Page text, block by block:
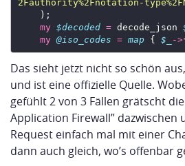
2Fauthority%2Fnotation-
my $decoded = decode_json
my @iso_codes = map { $_ ->
Das sieht jetzt nicht so schön
und ist eine offizielle Quelle.
gefühlt 2 von 3 Fällen grätscht die
Application Firewall” dazwischen
Request einfach mal mit einer
dann auch gleich, wo’s offenbar